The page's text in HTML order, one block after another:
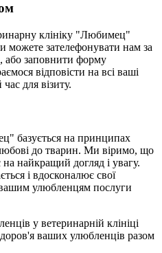
клініку "Любимец"
можете зателефонувати нам за
або заповнити форму
відповісти на всі ваші
для візиту.
базується на принципах
до тварин. Ми віримо, що
найкращий догляд і увагу.
і вдосконалює свої
улюбленцям послуги
у ветеринарній клініці
ваших улюбленців разом